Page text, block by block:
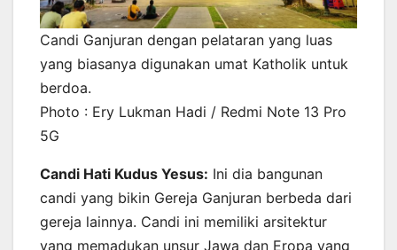
Candi Ganjuran dengan pelataran yang luas
yang biasanya digunakan umat Katholik untuk
berdoa.
Photo : Ery Lukman Hadi / Redmi Note 13 Pro
5G
Candi Hati Kudus Yesus: Ini dia bangunan
candi yang bikin Gereja Ganjuran berbeda dari
gereja lainnya. Candi ini memiliki arsitektur
yang memadukan unsur Jawa dan Eropa yang